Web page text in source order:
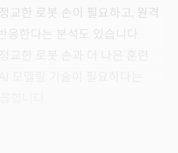
교한 로봇 손이 필요하고, 원격
응한다는 분석도 있습니다.
교한 로봇 손과 더 나은 훈련